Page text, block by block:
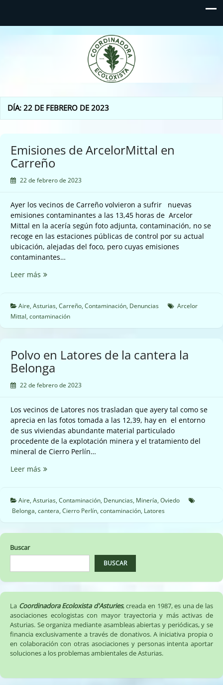
Coordinadora Ecoloxista
d'Asturies
DÍA:22 DE FEBRERO DE 2023
Emisiones de ArcelorMittal en
Carreño
22 de febrero de 2023
Ayer los vecinos de Carreño volvieron a sufrir nuevas
emisiones contaminantes a las 13,45 horas de Arcelor
Mittal en la acería según foto adjunta, contaminación, no se
recoge en las estaciones públicas de control por su actual
ubicación, alejadas del foco, pero cuyas emisiones
contaminantes…
Leer más Emisiones
en
Carreño
Aire, Asturias, Carreño, Contaminación, Denuncias
Arcelor
Mittal, contaminación
Polvo en Latores de la cantera la
Belonga
22 de febrero de 2023
Los vecinos de Latores nos trasladan que ayery tal como se
aprecia en las fotos tomada a las 12,39, hay en el entorno
de sus viviendas abundante material particulado
procedente de la explotación minera y el tratamiento del
mineral de Cierro Perlín…
Leer más Polvo
de
la
la
Aire, Asturias, Contaminación, Denuncias, Minería, Oviedo
Belonga, cantera, Cierro Perlín, contaminación, Latores
Buscar
BUSCAR
La Coordinadora Ecoloxista d'Asturies, creada en 1987, es una de las
asociaciones ecologistas con mayor trayectoria y más activas de
Asturias. Se organiza mediante asambleas abiertas y periódicas, y se
financia exclusivamente a través de donativos. A iniciativa propia o
en colaboración con otras asociaciones y personas intenta aportar
soluciones a los problemas ambientales de Asturias.